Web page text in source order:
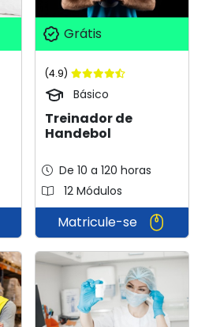
Grátis
(4.9)
Básico
Treinador de
Handebol
De 10 a 120 horas
12 Módulos
Matricule-se